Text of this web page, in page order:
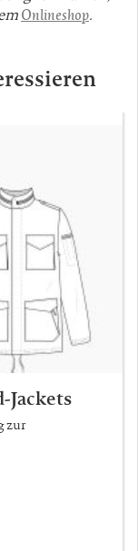
Onlineshop.
zur